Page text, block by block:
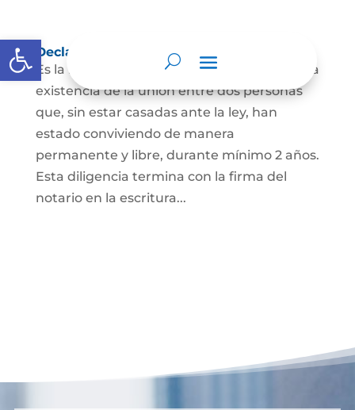
Abrir barra de herramientas
Declaración de Unión Marital de Hecho
Es la manifestación ante juez o notario de la
existencia de la unión entre dos personas
que, sin estar casadas ante la ley, han
estado conviviendo de manera
permanente y libre, durante mínimo 2 años.
Esta diligencia termina con la firma del
notario en la escritura...